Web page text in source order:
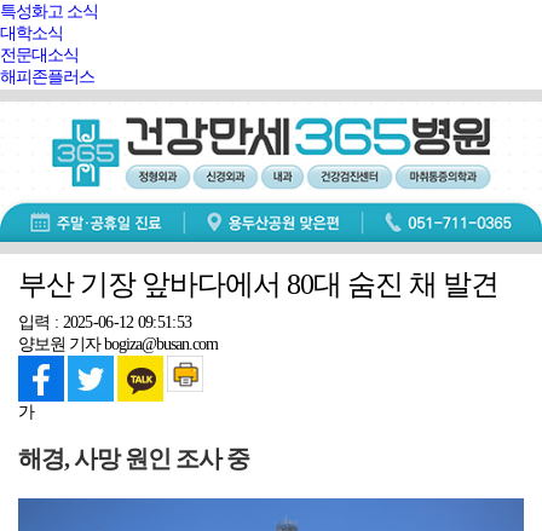
특성화고 소식
대학소식
전문대소식
해피존플러스
부산 기장 앞바다에서 80대 숨진 채 발견
입력 : 2025-06-12 09:51:53
양보원 기자 bogiza@busan.com
가
해경, 사망 원인 조사 중